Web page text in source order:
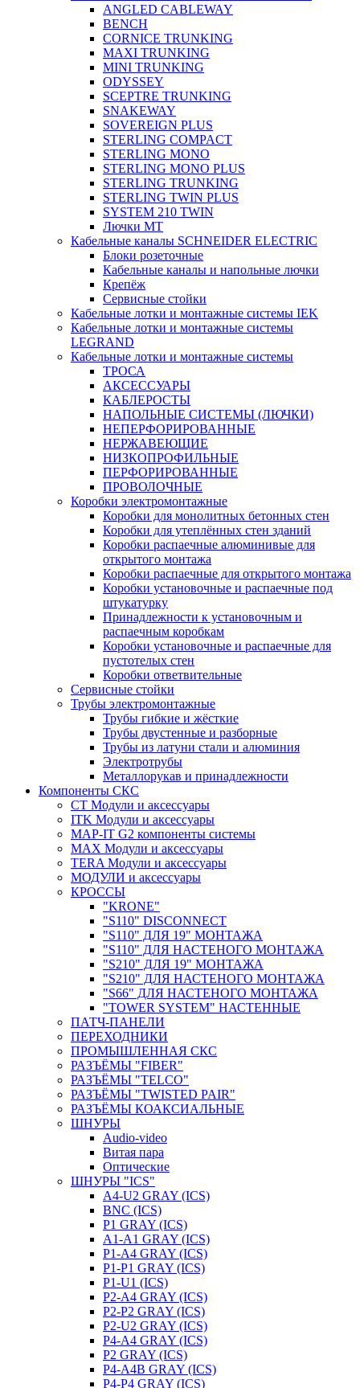
ANGLED CABLEWAY
BENCH
CORNICE TRUNKING
MAXI TRUNKING
MINI TRUNKING
ODYSSEY
SCEPTRE TRUNKING
SNAKEWAY
SOVEREIGN PLUS
STERLING COMPACT
STERLING MONO
STERLING MONO PLUS
STERLING TRUNKING
STERLING TWIN PLUS
SYSTEM 210 TWIN
Лючки MT
Кабельные каналы SCHNEIDER ELECTRIC
Блоки розеточные
Кабельные каналы и напольные лючки
Крепёж
Сервисные стойки
Кабельные лотки и монтажные системы IEK
Кабельные лотки и монтажные системы
LEGRAND
Кабельные лотки и монтажные системы
ТРОСА
АКСЕССУАРЫ
КАБЛЕРОСТЫ
НАПОЛЬНЫЕ СИСТЕМЫ (ЛЮЧКИ)
НЕПЕРФОРИРОВАННЫЕ
НЕРЖАВЕЮЩИЕ
НИЗКОПРОФИЛЬНЫЕ
ПЕРФОРИРОВАННЫЕ
ПРОВОЛОЧНЫЕ
Коробки электромонтажные
Коробки для монолитных бетонных стен
Коробки для утеплённых стен зданий
Коробки распаечные алюминивые для
открытого монтажа
Коробки распаечные для открытого монтажа
Коробки установочные и распаечные под
штукатурку
Принадлежности к установочным и
распаечным коробкам
Коробки установочные и распаечные для
пустотелых стен
Коробки ответвительные
Сервисные стойки
Трубы электромонтажные
Трубы гибкие и жёсткие
Трубы двустенные и разборные
Трубы из латуни стали и алюминия
Электротрубы
Металлорукав и принадлежности
Компоненты СКС
CT Модули и аксессуары
ITK Модули и аксессуары
MAP-IT G2 компоненты системы
MAX Модули и аксессуары
TERA Модули и аксессуары
МОДУЛИ и аксессуары
КРОССЫ
"KRONE"
"S110" DISCONNECT
"S110" ДЛЯ 19" МОНТАЖА
"S110" ДЛЯ НАСТЕНОГО МОНТАЖА
"S210" ДЛЯ 19" МОНТАЖА
"S210" ДЛЯ НАСТЕНОГО МОНТАЖА
"S66" ДЛЯ НАСТЕНОГО МОНТАЖА
"TOWER SYSTEM" НАСТЕННЫЕ
ПАТЧ-ПАНЕЛИ
ПЕРЕХОДНИКИ
ПРОМЫШЛЕННАЯ СКС
РАЗЪЁМЫ "FIBER"
РАЗЪЁМЫ "TELCO"
РАЗЪЁМЫ "TWISTED PAIR"
РАЗЪЁМЫ КОАКСИАЛЬНЫЕ
ШНУРЫ
Audio-video
Витая пара
Оптические
ШНУРЫ "ICS"
A4-U2 GRAY (ICS)
BNC (ICS)
P1 GRAY (ICS)
A1-A1 GRAY (ICS)
P1-A4 GRAY (ICS)
P1-P1 GRAY (ICS)
P1-U1 (ICS)
P2-A4 GRAY (ICS)
P2-P2 GRAY (ICS)
P2-U2 GRAY (ICS)
P4-A4 GRAY (ICS)
P2 GRAY (ICS)
P4-A4B GRAY (ICS)
P4-P4 GRAY (ICS)